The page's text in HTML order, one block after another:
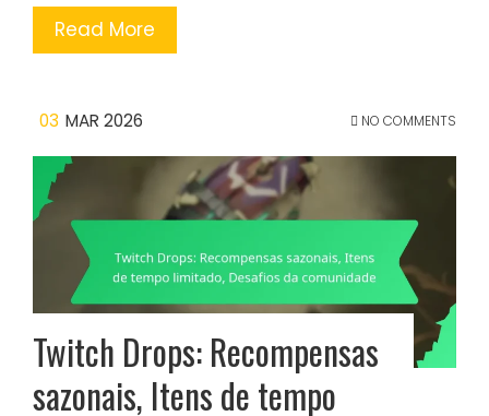
Read More
03 MAR 2026 NO COMMENTS
Twitch Drops: Recompensas
sazonais, Itens de tempo